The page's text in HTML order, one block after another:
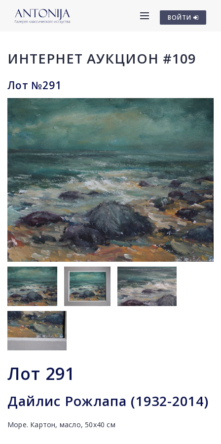
ВОЙТИ
ИНТЕРНЕТ АУКЦИОН #109
Лот №291
Лот 291
Дайлис Рожлапа (1932-2014)
Море. Картон, масло, 50х40 см